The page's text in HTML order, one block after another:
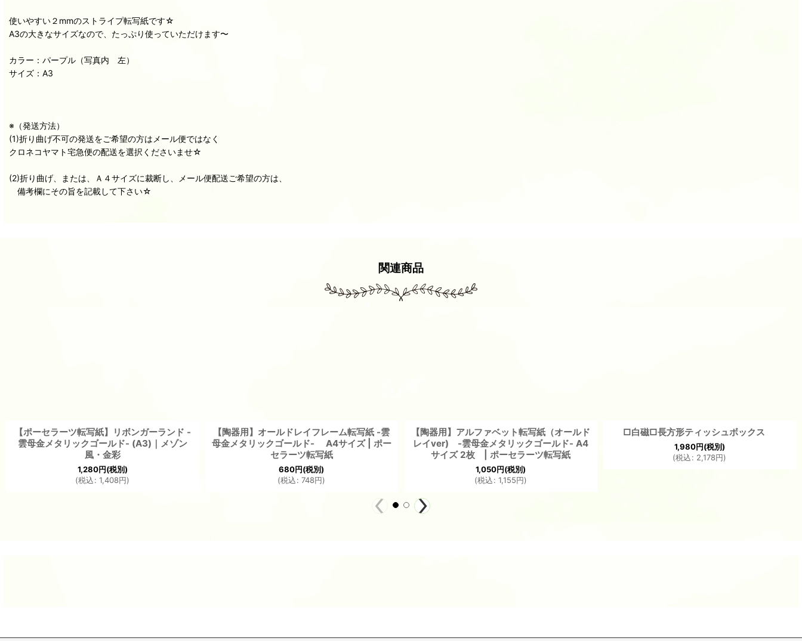
使いやすい２mmのストライプ転写紙です☆
A3の大きなサイズなので、たっぷり使っていただけます〜
カラー：パープル（写真内 左）
サイズ：A3
※（発送方法）
(1)折り曲げ不可の発送をご希望の方はメール便ではなく
クロネコヤマト宅急便の配送を選択くださいませ☆
(2)折り曲げ、または、Ａ４サイズに裁断し、メール便配送ご希望の方は、
備考欄にその旨を記載して下さい☆
関連商品
【ポーセラーツ転写紙】リボンガーランド -
雲母金メタリックゴールド- (A3)｜メゾン
風・金彩
1,280円(税別)
(税込: 1,408円)
【陶器用】オールドレイフレーム転写紙 -雲
母金メタリックゴールド- A4サイズ | ポー
セラーツ転写紙
680円(税別)
(税込: 748円)
【陶器用】アルファベット転写紙（オールド
レイver) -雲母金メタリックゴールド- A4
サイズ 2枚 | ポーセラーツ転写紙
1,050円(税別)
(税込: 1,155円)
□白磁□長方形ティッシュボックス
1,980円(税別)
(税込: 2,178円)